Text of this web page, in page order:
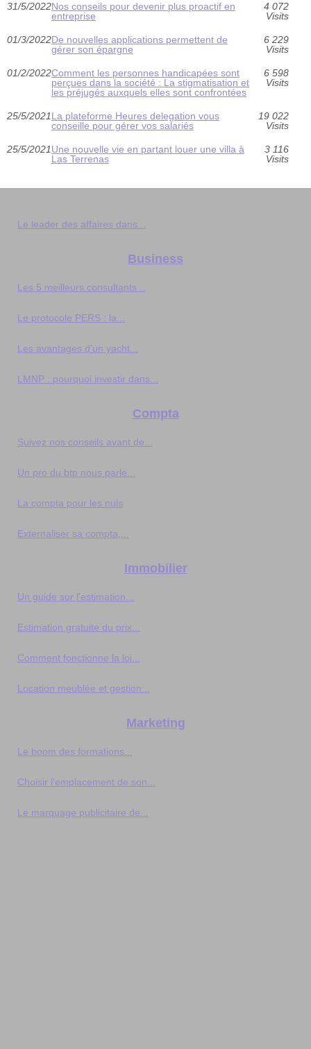
31/5/2022Nos conseils pour devenir plus proactif en
entreprise
4 072
Visits
01/3/2022De nouvelles applications permettent de
gérer son épargne
6 229
Visits
01/2/2022Comment les personnes handicapées sont
perçues dans la société : La stigmatisation et
les préjugés auxquels elles sont confrontées
6 598
Visits
25/5/2021La plateforme Heures delegation vous
conseille pour gérer vos salariés
19 022
Visits
25/5/2021Une nouvelle vie en partant louer une villa à
Las Terrenas
3 116
Visits
Le leader des affaires dans...
Business
Les 5 meilleurs consultants...
Le protocole PERS : la...
Les avantages d'un yacht...
LMNP : pourquoi investir dans...
Compta
Suivez nos conseils avant de...
Un pro du btp nous parle...
La compta pour les nuls
Externaliser sa compta,...
Immobilier
Un guide sur l'estimation...
Estimation gratuite du prix...
Comment fonctionne la loi...
Location meublée et gestion...
Marketing
Le boom des formations...
Choisir l'emplacement de son...
Le marquage publicitaire de...